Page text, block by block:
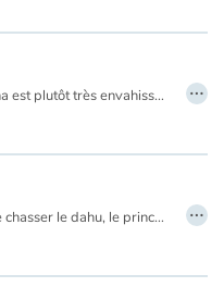
La grand-mère de Fiona est plutôt très envahissante. Elle décide alors de lui présenter le grand-père un peu spécial de son meilleur ami Arthur. Ainsi, peut-être pourront-ils avoir la paix ! Les deux enfants imaginent des ruses qui ne marchent pas. Mais le hasard n'a pas dit son dernier mot... …
Envoyé par son épouse chasser le dahu, le prince Louis-Gaëtan de Hauteligne tombe brusquement dans un trou... Des centaines d'années plus tard, Suzon Lahure, vendeuse de glaces, trouve dans la montagne un bel homme congelé. C'est le coup de foudre ! Suzon fait découvrir la vie moderne au prince, étonné, terrifié, amusé. Mais son comportement bizarre trouble l'ordre public... …